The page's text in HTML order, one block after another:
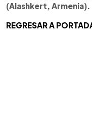
(Alashkert, Armenia).
REGRESAR A